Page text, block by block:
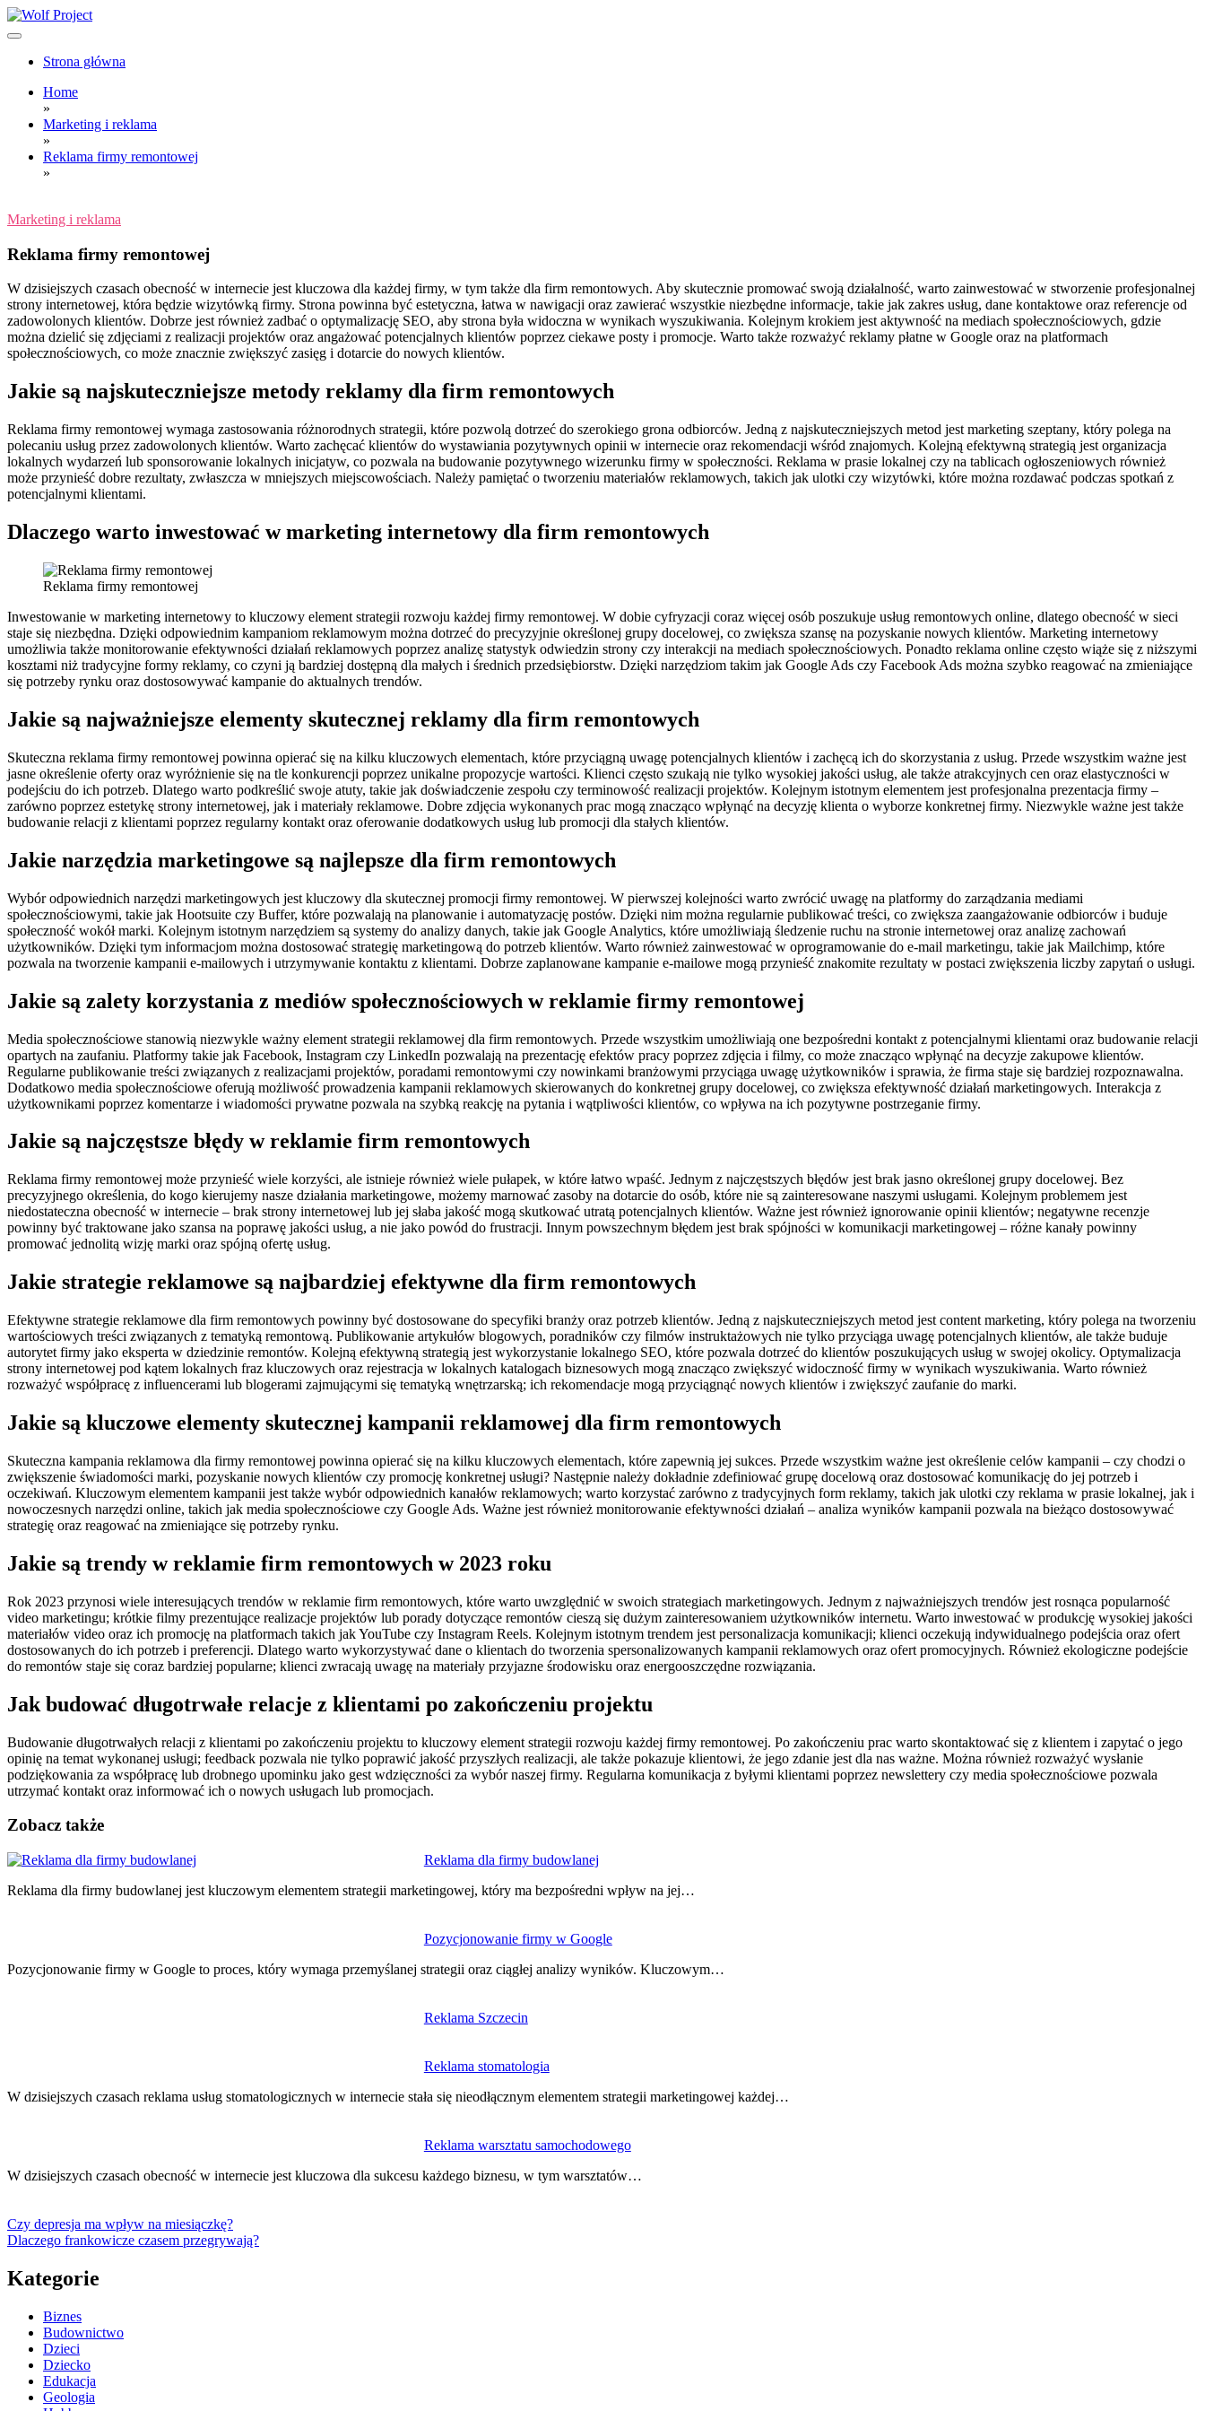
Skip
to
Wolf Project
Strona główna
Home
»
Marketing i reklama
»
Reklama firmy remontowej
»
Marketing i reklama
Reklama firmy remontowej
W dzisiejszych czasach obecność w internecie jest kluczowa dla każdej firmy, w tym także dla firm remontowych. Aby skutecznie promować swoją działalność, warto zainwestować w stworzenie profesjonalnej
strony internetowej, która będzie wizytówką firmy. Strona powinna być estetyczna, łatwa w nawigacji oraz zawierać wszystkie niezbędne informacje, takie jak zakres usług, dane kontaktowe oraz referencje od
zadowolonych klientów. Dobrze jest również zadbać o optymalizację SEO, aby strona była widoczna w wynikach wyszukiwania. Kolejnym krokiem jest aktywność na mediach społecznościowych, gdzie
można dzielić się zdjęciami z realizacji projektów oraz angażować potencjalnych klientów poprzez ciekawe posty i promocje. Warto także rozważyć reklamy płatne w Google oraz na platformach
społecznościowych, co może znacznie zwiększyć zasięg i dotarcie do nowych klientów.
Jakie są najskuteczniejsze metody reklamy dla firm remontowych
Reklama firmy remontowej wymaga zastosowania różnorodnych strategii, które pozwolą dotrzeć do szerokiego grona odbiorców. Jedną z najskuteczniejszych metod jest marketing szeptany, który polega na
polecaniu usług przez zadowolonych klientów. Warto zachęcać klientów do wystawiania pozytywnych opinii w internecie oraz rekomendacji wśród znajomych. Kolejną efektywną strategią jest organizacja
lokalnych wydarzeń lub sponsorowanie lokalnych inicjatyw, co pozwala na budowanie pozytywnego wizerunku firmy w społeczności. Reklama w prasie lokalnej czy na tablicach ogłoszeniowych również
może przynieść dobre rezultaty, zwłaszcza w mniejszych miejscowościach. Należy pamiętać o tworzeniu materiałów reklamowych, takich jak ulotki czy wizytówki, które można rozdawać podczas spotkań z
potencjalnymi klientami.
Dlaczego warto inwestować w marketing internetowy dla firm remontowych
Reklama firmy remontowej
Inwestowanie w marketing internetowy to kluczowy element strategii rozwoju każdej firmy remontowej. W dobie cyfryzacji coraz więcej osób poszukuje usług remontowych online, dlatego obecność w sieci
staje się niezbędna. Dzięki odpowiednim kampaniom reklamowym można dotrzeć do precyzyjnie określonej grupy docelowej, co zwiększa szansę na pozyskanie nowych klientów. Marketing internetowy
umożliwia także monitorowanie efektywności działań reklamowych poprzez analizę statystyk odwiedzin strony czy interakcji na mediach społecznościowych. Ponadto reklama online często wiąże się z niższymi
kosztami niż tradycyjne formy reklamy, co czyni ją bardziej dostępną dla małych i średnich przedsiębiorstw. Dzięki narzędziom takim jak Google Ads czy Facebook Ads można szybko reagować na zmieniające
się potrzeby rynku oraz dostosowywać kampanie do aktualnych trendów.
Jakie są najważniejsze elementy skutecznej reklamy dla firm remontowych
Skuteczna reklama firmy remontowej powinna opierać się na kilku kluczowych elementach, które przyciągną uwagę potencjalnych klientów i zachęcą ich do skorzystania z usług. Przede wszystkim ważne jest
jasne określenie oferty oraz wyróżnienie się na tle konkurencji poprzez unikalne propozycje wartości. Klienci często szukają nie tylko wysokiej jakości usług, ale także atrakcyjnych cen oraz elastyczności w
podejściu do ich potrzeb. Dlatego warto podkreślić swoje atuty, takie jak doświadczenie zespołu czy terminowość realizacji projektów. Kolejnym istotnym elementem jest profesjonalna prezentacja firmy –
zarówno poprzez estetykę strony internetowej, jak i materiały reklamowe. Dobre zdjęcia wykonanych prac mogą znacząco wpłynąć na decyzję klienta o wyborze konkretnej firmy. Niezwykle ważne jest także
budowanie relacji z klientami poprzez regularny kontakt oraz oferowanie dodatkowych usług lub promocji dla stałych klientów.
Jakie narzędzia marketingowe są najlepsze dla firm remontowych
Wybór odpowiednich narzędzi marketingowych jest kluczowy dla skutecznej promocji firmy remontowej. W pierwszej kolejności warto zwrócić uwagę na platformy do zarządzania mediami
społecznościowymi, takie jak Hootsuite czy Buffer, które pozwalają na planowanie i automatyzację postów. Dzięki nim można regularnie publikować treści, co zwiększa zaangażowanie odbiorców i buduje
społeczność wokół marki. Kolejnym istotnym narzędziem są systemy do analizy danych, takie jak Google Analytics, które umożliwiają śledzenie ruchu na stronie internetowej oraz analizę zachowań
użytkowników. Dzięki tym informacjom można dostosować strategię marketingową do potrzeb klientów. Warto również zainwestować w oprogramowanie do e-mail marketingu, takie jak Mailchimp, które
pozwala na tworzenie kampanii e-mailowych i utrzymywanie kontaktu z klientami. Dobrze zaplanowane kampanie e-mailowe mogą przynieść znakomite rezultaty w postaci zwiększenia liczby zapytań o usługi.
Jakie są zalety korzystania z mediów społecznościowych w reklamie firmy remontowej
Media społecznościowe stanowią niezwykle ważny element strategii reklamowej dla firm remontowych. Przede wszystkim umożliwiają one bezpośredni kontakt z potencjalnymi klientami oraz budowanie relacji
opartych na zaufaniu. Platformy takie jak Facebook, Instagram czy LinkedIn pozwalają na prezentację efektów pracy poprzez zdjęcia i filmy, co może znacząco wpłynąć na decyzje zakupowe klientów.
Regularne publikowanie treści związanych z realizacjami projektów, poradami remontowymi czy nowinkami branżowymi przyciąga uwagę użytkowników i sprawia, że firma staje się bardziej rozpoznawalna.
Dodatkowo media społecznościowe oferują możliwość prowadzenia kampanii reklamowych skierowanych do konkretnej grupy docelowej, co zwiększa efektywność działań marketingowych. Interakcja z
użytkownikami poprzez komentarze i wiadomości prywatne pozwala na szybką reakcję na pytania i wątpliwości klientów, co wpływa na ich pozytywne postrzeganie firmy.
Jakie są najczęstsze błędy w reklamie firm remontowych
Reklama firmy remontowej może przynieść wiele korzyści, ale istnieje również wiele pułapek, w które łatwo wpaść. Jednym z najczęstszych błędów jest brak jasno określonej grupy docelowej. Bez
precyzyjnego określenia, do kogo kierujemy nasze działania marketingowe, możemy marnować zasoby na dotarcie do osób, które nie są zainteresowane naszymi usługami. Kolejnym problemem jest
niedostateczna obecność w internecie – brak strony internetowej lub jej słaba jakość mogą skutkować utratą potencjalnych klientów. Ważne jest również ignorowanie opinii klientów; negatywne recenzje
powinny być traktowane jako szansa na poprawę jakości usług, a nie jako powód do frustracji. Innym powszechnym błędem jest brak spójności w komunikacji marketingowej – różne kanały powinny
promować jednolitą wizję marki oraz spójną ofertę usług.
Jakie strategie reklamowe są najbardziej efektywne dla firm remontowych
Efektywne strategie reklamowe dla firm remontowych powinny być dostosowane do specyfiki branży oraz potrzeb klientów. Jedną z najskuteczniejszych metod jest content marketing, który polega na tworzeniu
wartościowych treści związanych z tematyką remontową. Publikowanie artykułów blogowych, poradników czy filmów instruktażowych nie tylko przyciąga uwagę potencjalnych klientów, ale także buduje
autorytet firmy jako eksperta w dziedzinie remontów. Kolejną efektywną strategią jest wykorzystanie lokalnego SEO, które pozwala dotrzeć do klientów poszukujących usług w swojej okolicy. Optymalizacja
strony internetowej pod kątem lokalnych fraz kluczowych oraz rejestracja w lokalnych katalogach biznesowych mogą znacząco zwiększyć widoczność firmy w wynikach wyszukiwania. Warto również
rozważyć współpracę z influencerami lub blogerami zajmującymi się tematyką wnętrzarską; ich rekomendacje mogą przyciągnąć nowych klientów i zwiększyć zaufanie do marki.
Jakie są kluczowe elementy skutecznej kampanii reklamowej dla firm remontowych
Skuteczna kampania reklamowa dla firmy remontowej powinna opierać się na kilku kluczowych elementach, które zapewnią jej sukces. Przede wszystkim ważne jest określenie celów kampanii – czy chodzi o
zwiększenie świadomości marki, pozyskanie nowych klientów czy promocję konkretnej usługi? Następnie należy dokładnie zdefiniować grupę docelową oraz dostosować komunikację do jej potrzeb i
oczekiwań. Kluczowym elementem kampanii jest także wybór odpowiednich kanałów reklamowych; warto korzystać zarówno z tradycyjnych form reklamy, takich jak ulotki czy reklama w prasie lokalnej, jak i
nowoczesnych narzędzi online, takich jak media społecznościowe czy Google Ads. Ważne jest również monitorowanie efektywności działań – analiza wyników kampanii pozwala na bieżąco dostosowywać
strategię oraz reagować na zmieniające się potrzeby rynku.
Jakie są trendy w reklamie firm remontowych w 2023 roku
Rok 2023 przynosi wiele interesujących trendów w reklamie firm remontowych, które warto uwzględnić w swoich strategiach marketingowych. Jednym z najważniejszych trendów jest rosnąca popularność
video marketingu; krótkie filmy prezentujące realizacje projektów lub porady dotyczące remontów cieszą się dużym zainteresowaniem użytkowników internetu. Warto inwestować w produkcję wysokiej jakości
materiałów video oraz ich promocję na platformach takich jak YouTube czy Instagram Reels. Kolejnym istotnym trendem jest personalizacja komunikacji; klienci oczekują indywidualnego podejścia oraz ofert
dostosowanych do ich potrzeb i preferencji. Dlatego warto wykorzystywać dane o klientach do tworzenia spersonalizowanych kampanii reklamowych oraz ofert promocyjnych. Również ekologiczne podejście
do remontów staje się coraz bardziej popularne; klienci zwracają uwagę na materiały przyjazne środowisku oraz energooszczędne rozwiązania.
Jak budować długotrwałe relacje z klientami po zakończeniu projektu
Budowanie długotrwałych relacji z klientami po zakończeniu projektu to kluczowy element strategii rozwoju każdej firmy remontowej. Po zakończeniu prac warto skontaktować się z klientem i zapytać o jego
opinię na temat wykonanej usługi; feedback pozwala nie tylko poprawić jakość przyszłych realizacji, ale także pokazuje klientowi, że jego zdanie jest dla nas ważne. Można również rozważyć wysłanie
podziękowania za współpracę lub drobnego upominku jako gest wdzięczności za wybór naszej firmy. Regularna komunikacja z byłymi klientami poprzez newslettery czy media społecznościowe pozwala
utrzymać kontakt oraz informować ich o nowych usługach lub promocjach.
Zobacz także
Reklama dla firmy budowlanej
Reklama dla firmy budowlanej jest kluczowym elementem strategii marketingowej, który ma bezpośredni wpływ na jej…
Pozycjonowanie firmy w Google
Pozycjonowanie firmy w Google to proces, który wymaga przemyślanej strategii oraz ciągłej analizy wyników. Kluczowym…
Reklama Szczecin
Reklama stomatologia
W dzisiejszych czasach reklama usług stomatologicznych w internecie stała się nieodłącznym elementem strategii marketingowej każdej…
Reklama warsztatu samochodowego
W dzisiejszych czasach obecność w internecie jest kluczowa dla sukcesu każdego biznesu, w tym warsztatów…
Nawigacja
wpisu
Czy depresja ma wpływ na miesiączkę?
Dlaczego frankowicze czasem przegrywają?
Kategorie
Biznes
Budownictwo
Dzieci
Dziecko
Edukacja
Geologia